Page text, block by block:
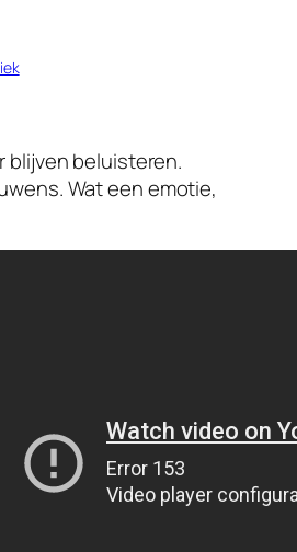
blijven beluisteren.
Wat een emotie,